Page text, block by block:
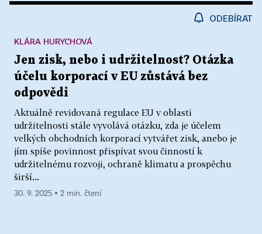
ODEBÍRAT
Jen zisk, nebo i udržitelnost? Otázka
účelu korporací v EU zůstává bez
odpovědi
Aktuálně revidovaná regulace EU v oblasti
udržitelnosti stále vyvolává otázku, zda je účelem
velkých obchodních korporací vytvářet zisk, anebo je
jím spíše povinnost přispívat svou činností k
udržitelnému rozvoji, ochraně klimatu a prospěchu
širší...
KLÁRA HURYCHOVÁ
30. 9. 2025 ▪ 2 min. čtení